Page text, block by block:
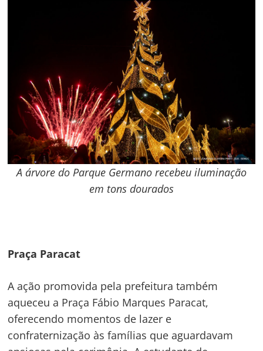
A árvore do Parque Germano recebeu iluminação
em tons dourados
Praça Paracat
A ação promovida pela prefeitura também
aqueceu a Praça Fábio Marques Paracat,
oferecendo momentos de lazer e
confraternização às famílias que aguardavam
Navegação
de